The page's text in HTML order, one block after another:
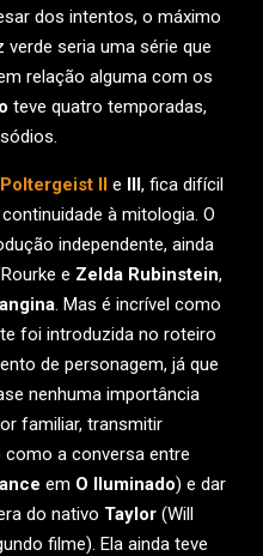
dos intentos, o máximo
verde seria uma série que
relação alguma com os
teve quatro temporadas,
Poltergeist II e III, fica difícil
à mitologia. O
independente, ainda
e Zelda Rubinstein,
. Mas é incrível como
foi introduzida no roteiro
de personagem, já que
nenhuma importância
familiar, transmitir
a conversa entre
em O Iluminado) e dar
do nativo Taylor (Will
filme). Ela ainda teve